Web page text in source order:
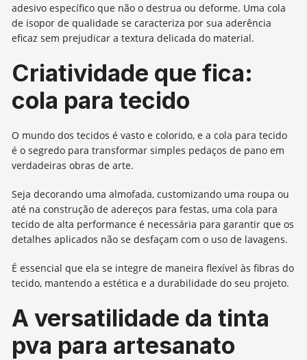
adesivo específico que não o destrua ou deforme. Uma cola
de isopor de qualidade se caracteriza por sua aderência
eficaz sem prejudicar a textura delicada do material.
Criatividade que fica:
cola para tecido
O mundo dos tecidos é vasto e colorido, e a cola para tecido
é o segredo para transformar simples pedaços de pano em
verdadeiras obras de arte.
Seja decorando uma almofada, customizando uma roupa ou
até na construção de adereços para festas, uma cola para
tecido de alta performance é necessária para garantir que os
detalhes aplicados não se desfaçam com o uso de lavagens.
É essencial que ela se integre de maneira flexível às fibras do
tecido, mantendo a estética e a durabilidade do seu projeto.
A versatilidade da tinta
pva para artesanato